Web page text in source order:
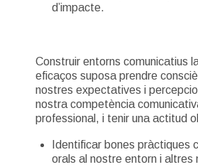
d’impacte.
Construir entorns comunicatius
eficaços suposa prendre
nostres expectatives i
nostra competència
professional, i tenir una actitud
Identificar bones pràctiques
orals al nostre entorn i altres